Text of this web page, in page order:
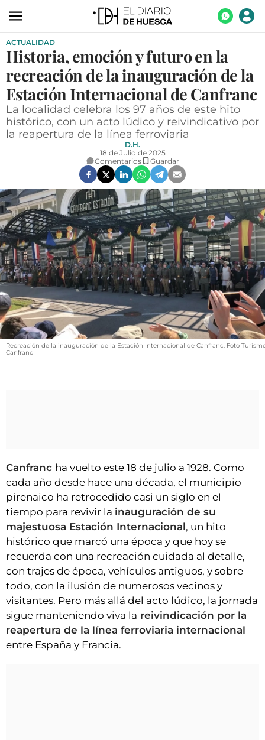
ACTUALIDAD
ECONOMÍA
TECNOLOGÍA
TURISMO
AGROALIMENTACIÓN
SOCIEDAD
OPINIÓN
GALERÍAS
VÍDEOS
CONTACTAR
FIESTAS EN EL ALTO ARAGÓN
FIESTAS DE SAN LORENZO
AGENDA
CLUB DEL AMIGO MILITANTE
INICIAR SESIÓN
ACTUALIDAD
Historia, emoción y futuro en la
recreación de la inauguración de la
Estación Internacional de Canfranc
La localidad celebra los 97 años de este hito
histórico, con un acto lúdico y reivindicativo por
la reapertura de la línea ferroviaria
D.H.
18 de Julio de 2025
Comentarios
Guardar
Recreación de la inauguración de la Estación Internacional de Canfranc. Foto
Canfranc
Canfranc ha vuelto este 18 de julio a 1928. Como
cada año desde hace una década, el municipio
pirenaico ha retrocedido casi un siglo en el
tiempo para revivir la inauguración de su
majestuosa Estación Internacional, un hito
histórico que marcó una época y que hoy se
recuerda con una recreación cuidada al detalle,
con trajes de época, vehículos antiguos, y sobre
todo, con la ilusión de numerosos vecinos y
visitantes. Pero más allá del acto lúdico, la jornada
sigue manteniendo viva la reivindicación por la
reapertura de la línea ferroviaria internacional
entre España y Francia.